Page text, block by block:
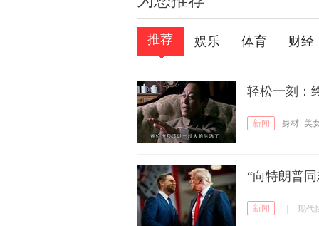
推荐 娱乐 体育 财经
轻松一刻：
新闻 身材 美
“向特朗普
新闻 现代